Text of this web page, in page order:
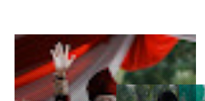
Semarak HUT ke-81 RI, BP Batam Turut
Pembangunan